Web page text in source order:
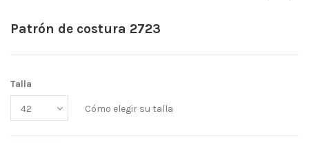
Patrón de costura 2723
Talla
Cómo elegir su talla